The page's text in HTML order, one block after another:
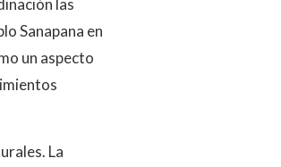
las
Sanapana en
un aspecto
La